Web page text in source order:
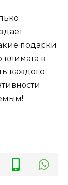
подарки
климата в
каждого